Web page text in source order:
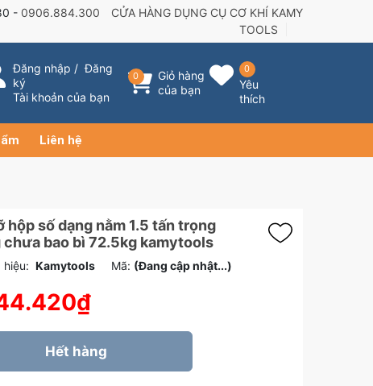
- 0906.884.300
CỬA HÀNG DỤNG CỤ CƠ KHÍ KAMY
TOOLS
Đăng nhập /Đăng
ký
Tài khoản của bạn
0
Giỏ hàng
của bạn
0
Yêu
thích
Liên hệ
hộp số dạng nằm 1.5 tấn trọng
chưa bao bì 72.5kg kamytools
hiệu: Kamytools Mã: (Đang cập nhật...)
Hết hàng